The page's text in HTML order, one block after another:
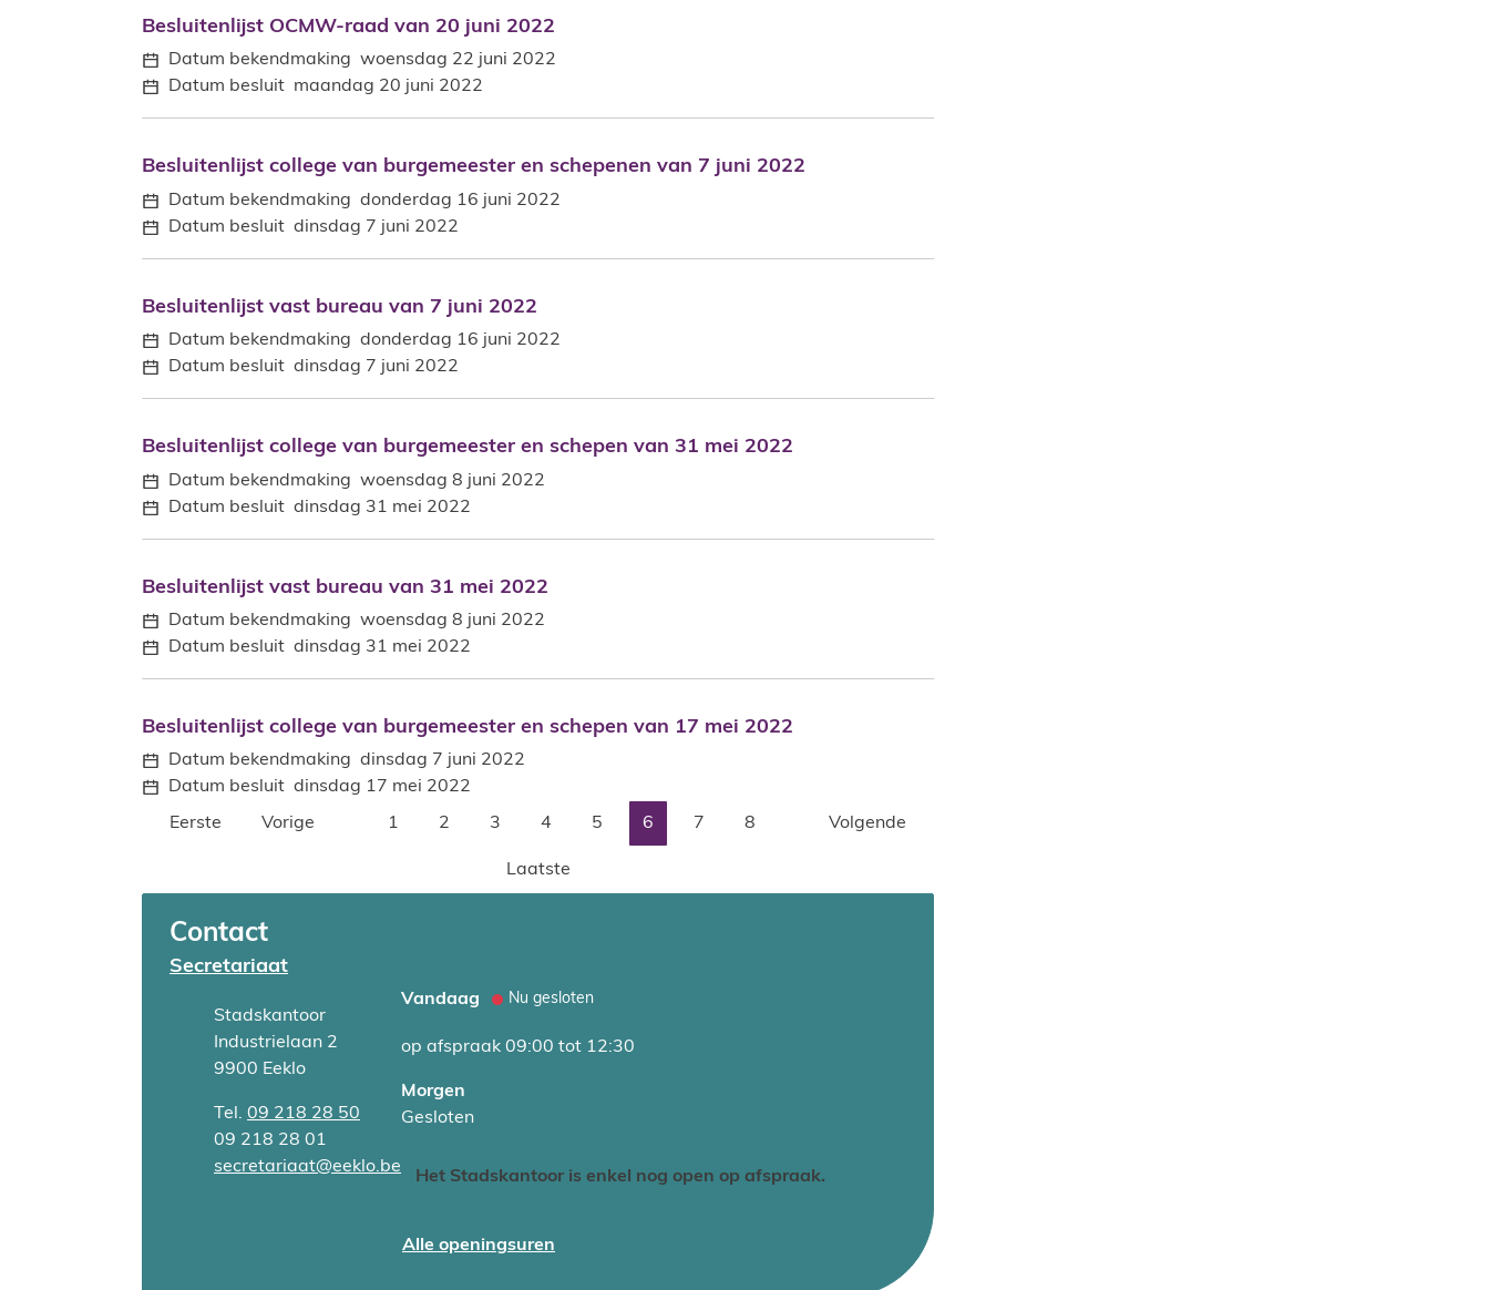
Besluitenlijst OCMW-raad van 20 juni 2022
Besluitenlijst OCMW-raad van 20 juni 2022
Datum bekendmaking woensdag 22 juni 2022
Datum besluit maandag 20 juni 2022
Besluitenlijst college van burgemeester en schepenen van 7 juni 2022
Besluitenlijst college van burgemeester en schepenen van 7 juni 2022
Datum bekendmaking donderdag 16 juni 2022
Datum besluit dinsdag 7 juni 2022
Besluitenlijst vast bureau van 7 juni 2022
Besluitenlijst vast bureau van 7 juni 2022
Datum bekendmaking donderdag 16 juni 2022
Datum besluit dinsdag 7 juni 2022
Besluitenlijst college van burgemeester en schepen van 31 mei 2022
Besluitenlijst college van burgemeester en schepen van 31 mei 2022
Datum bekendmaking woensdag 8 juni 2022
Datum besluit dinsdag 31 mei 2022
Besluitenlijst vast bureau van 31 mei 2022
Besluitenlijst vast bureau van 31 mei 2022
Datum bekendmaking woensdag 8 juni 2022
Datum besluit dinsdag 31 mei 2022
Besluitenlijst college van burgemeester en schepen van 17 mei 2022
Besluitenlijst college van burgemeester en schepen van 17 mei 2022
Datum bekendmaking dinsdag 7 juni 2022
Datum besluit dinsdag 17 mei 2022
Eerste Vorige 1 2 3 4 5 6 7 8 Volgende
Laatste
Contact
Secretariaat
AdresStadskantoor
Industrielaan 2
,9900 Eeklo
09 218 28 50
09 218 28 01
E-mailsecretariaat@eeklo.be
Vandaag Nu gesloten
op afspraak 09:00 tot 12:30
Morgen
Gesloten
Het Stadskantoor is enkel nog open op afspraak.
Alle openingsuren